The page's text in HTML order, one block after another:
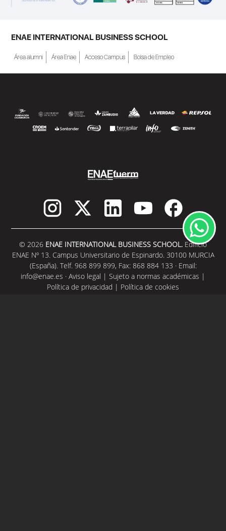
ENAE INTERNATIONAL BUSINESS SCHOOL
Área alumni Área Enae Acceso Campus Bolsa de Empleo
© 2026 ENAE INTERNATIONAL BUSINESS SCHOOL. Edificio
ENAE Nº 13. Campus Universitario de Espinardo. 30100 MURCIA
(España). Telf. 968 899 899, Fax: 868 884 133 · Email:
info@enae.es · Aviso legal | Sujeto a normas académicas |
Política de privacidad | Política de cookies